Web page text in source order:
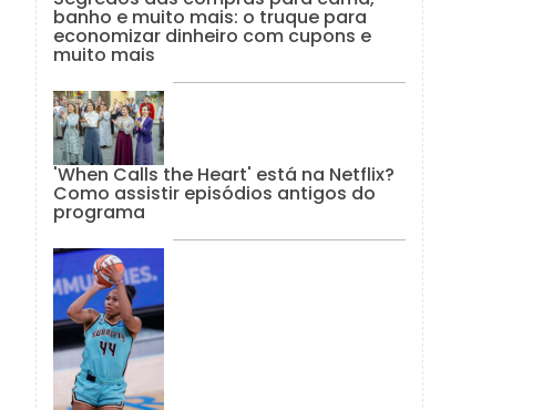
banho e muito mais: o truque para
economizar dinheiro com cupons e
muito mais
'When Calls the Heart' está na Netflix?
Como assistir episódios antigos do
programa